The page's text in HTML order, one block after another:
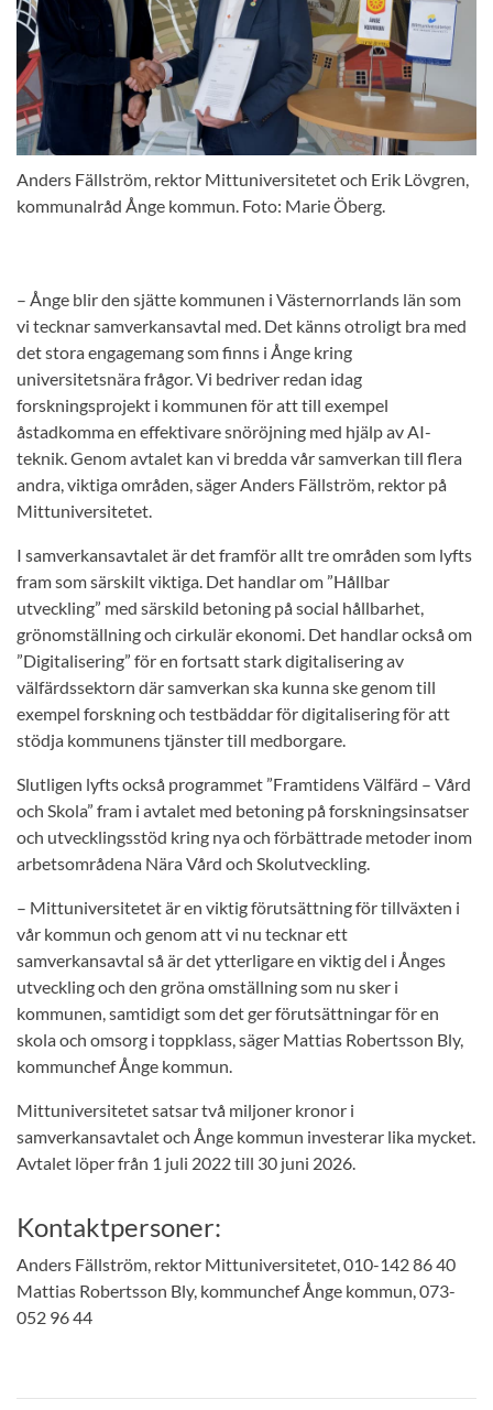
Anders Fällström, rektor Mittuniversitetet och Erik Lövgren,
kommunalråd Ånge kommun. Foto: Marie Öberg.
– Ånge blir den sjätte kommunen i Västernorrlands län som
vi tecknar samverkansavtal med. Det känns otroligt bra med
det stora engagemang som finns i Ånge kring
universitetsnära frågor. Vi bedriver redan idag
forskningsprojekt i kommunen för att till exempel
åstadkomma en effektivare snöröjning med hjälp av AI-
teknik. Genom avtalet kan vi bredda vår samverkan till flera
andra, viktiga områden, säger Anders Fällström, rektor på
Mittuniversitetet.
I samverkansavtalet är det framför allt tre områden som lyfts
fram som särskilt viktiga. Det handlar om ”Hållbar
utveckling” med särskild betoning på social hållbarhet,
grönomställning och cirkulär ekonomi. Det handlar också om
”Digitalisering” för en fortsatt stark digitalisering av
välfärdssektorn där samverkan ska kunna ske genom till
exempel forskning och testbäddar för digitalisering för att
stödja kommunens tjänster till medborgare.
Slutligen lyfts också programmet ”Framtidens Välfärd – Vård
och Skola” fram i avtalet med betoning på forskningsinsatser
och utvecklingsstöd kring nya och förbättrade metoder inom
arbetsområdena Nära Vård och Skolutveckling.
– Mittuniversitetet är en viktig förutsättning för tillväxten i
vår kommun och genom att vi nu tecknar ett
samverkansavtal så är det ytterligare en viktig del i Ånges
utveckling och den gröna omställning som nu sker i
kommunen, samtidigt som det ger förutsättningar för en
skola och omsorg i toppklass, säger Mattias Robertsson Bly,
kommunchef Ånge kommun.
Mittuniversitetet satsar två miljoner kronor i
samverkansavtalet och Ånge kommun investerar lika mycket.
Avtalet löper från 1 juli 2022 till 30 juni 2026.
Kontaktpersoner:
Anders Fällström, rektor Mittuniversitetet, 010-142 86 40
Mattias Robertsson Bly, kommunchef Ånge kommun, 073-
052 96 44